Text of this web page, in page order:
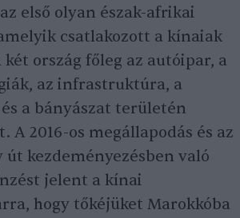
első olyan észak-afrikai
csatlakozott a kínaiak
ország főleg az autóipar, a
az infrastruktúra, a
a bányászat területén
A 2016-os megállapodás és az
út kezdeményezésben való
jelent a kínai
hogy tőkéjüket Marokkóba